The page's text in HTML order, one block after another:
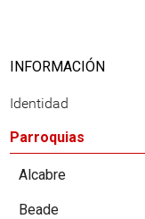
INFORMACIÓN
Identidad
Parroquias
Alcabre
Beade